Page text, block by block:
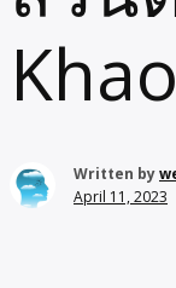
Written by
April 11, 2023